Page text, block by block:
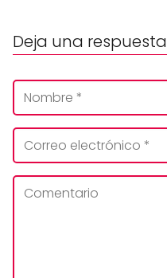
Deja una respuesta